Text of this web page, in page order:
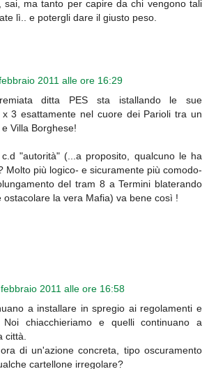
sai, ma tanto per capire da chi vengono tali
lì.. e potergli dare il giusto peso.
2011 alle ore 16:29
ditta PES sta istallando le sue
x 3 esattamente nel cuore dei Parioli tra un
Villa Borghese!
"autorità" (...a proposito, qualcuno le ha
Molto più logico- e sicuramente più comodo-
del tram 8 a Termini blaterando
ostacolare la vera Mafia) va bene così !
2011 alle ore 16:58
a installare in spregio ai regolamenti e
chiacchieriamo e quelli continuano a
città.
di un'azione concreta, tipo oscuramento
cartellone irregolare?